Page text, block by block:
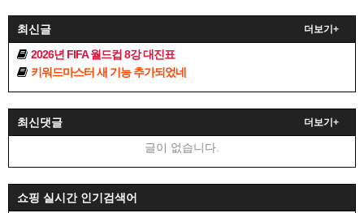
최신글 더보기+
2026년 FIFA 월드컵 8강 대진표
키워드마스터 새 기능 추가되었네
최신댓글 더보기+
글이 없습니다.
쇼핑 실시간 인기검색어